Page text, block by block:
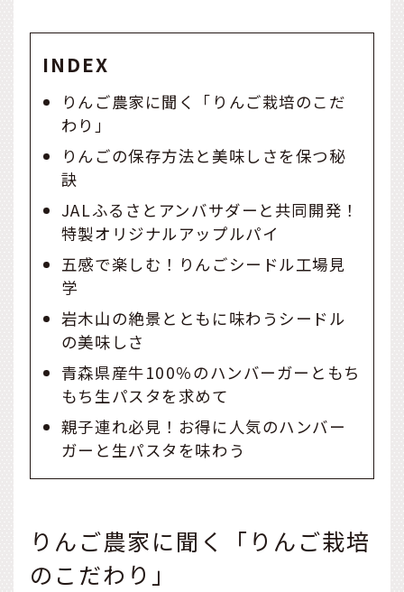
INDEX
りんご農家に聞く「りんご栽培のこだ
わり」
りんごの保存方法と美味しさを保つ秘
訣
JALふるさとアンバサダーと共同開発！
特製オリジナルアップルパイ
五感で楽しむ！りんごシードル工場見
学
岩木山の絶景とともに味わうシードル
の美味しさ
青森県産牛100％のハンバーガーともち
もち生パスタを求めて
親子連れ必見！お得に人気のハンバー
ガーと生パスタを味わう
りんご農家に聞く「りんご栽培
のこだわり」